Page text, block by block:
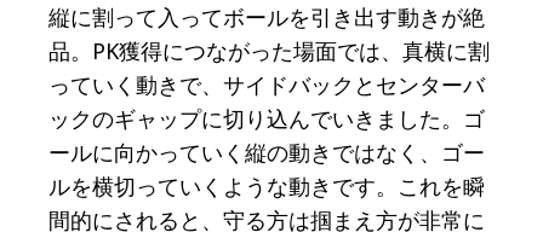
縦に割って入ってボールを引き出す動きが絶
品。PK獲得につながった場面では、真横に割
っていく動きで、サイドバックとセンターバ
ックのギャップに切り込んでいきました。ゴ
ールに向かっていく縦の動きではなく、ゴー
ルを横切っていくような動きです。これを瞬
間的にされると、守る方は掴まえ方が非常に